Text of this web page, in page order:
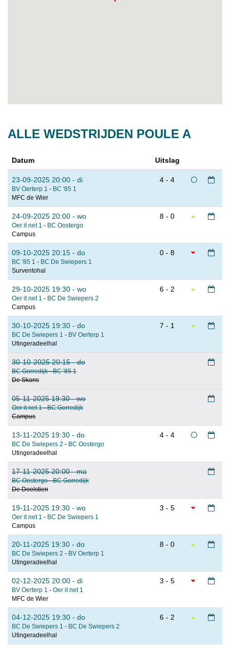
ALLE WEDSTRIJDEN POULE A
Datum Uitslag
23-09-2025 20:00 - di
BV Oerterp 1 - BC '85 1
MFC de Wier
4 - 4
24-09-2025 20:00 - wo
Oer it net 1 - BC Oostergo
Campus
8 - 0
09-10-2025 20:15 - do
BC '85 1 - BC De Swiepers 1
Surventohal
0 - 8
29-10-2025 19:30 - wo
Oer it net 1 - BC De Swiepers 2
Campus
6 - 2
30-10-2025 19:30 - do
BC De Swiepers 1 - BV Oerterp 1
Utingeradeelhal
7 - 1
30-10-2025 20:15 - do
BC Gorredijk-BC '85 1
De Skans
05-11-2025 19:30 - wo
Oer it net 1-BC Gorredijk
Campus
13-11-2025 19:30 - do
BC De Swiepers 2 - BC Oostergo
Utingeradeelhal
4 - 4
17-11-2025 20:00 - ma
BC Oostergo-BC Gorredijk
De Doelstien
19-11-2025 19:30 - wo
Oer it net 1 - BC De Swiepers 1
Campus
3 - 5
20-11-2025 19:30 - do
BC De Swiepers 2 - BV Oerterp 1
Utingeradeelhal
8 - 0
02-12-2025 20:00 - di
BV Oerterp 1 - Oer it net 1
MFC de Wier
3 - 5
04-12-2025 19:30 - do
BC De Swiepers 1 - BC De Swiepers 2
Utingeradeelhal
6 - 2